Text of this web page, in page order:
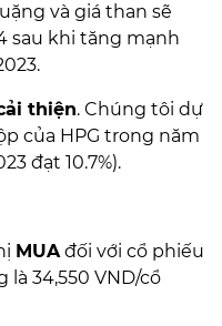
và giá than sẽ
sau khi tăng mạnh
thiện. Chúng tôi dự
của HPG trong năm
đạt 10.7%).
MUAđối với cổ phiếu
là 34,550 VND/cổ